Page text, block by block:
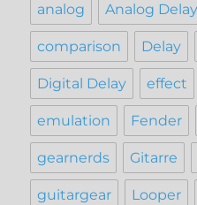
analog Analog Delay
comparison Delay
Digital Delay effect
emulation Fender
gearnerds Gitarre
guitargear Looper